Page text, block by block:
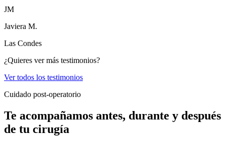
JM
Javiera M.
Las Condes
¿Quieres ver más testimonios?
Ver todos los testimonios
Cuidado post-operatorio
Te acompañamos antes, durante y después
de tu cirugía